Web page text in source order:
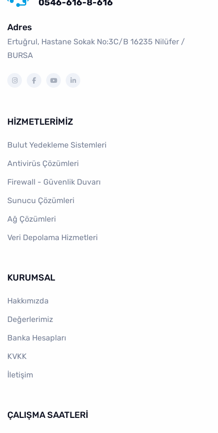
0546-616-8-616
Adres
Ertuğrul, Hastane Sokak No:3C/B 16235 Ni̇lüfer /
BURSA
HIZMETLERIMIZ
Bulut Yedekleme Sistemleri
Antivirüs Çözümleri
Firewall - Güvenlik Duvarı
Sunucu Çözümleri
Ağ Çözümleri
Veri Depolama Hizmetleri
KURUMSAL
Hakkımızda
Değerlerimiz
Banka Hesapları
KVKK
İletişim
ÇALIŞMA SAATLERI